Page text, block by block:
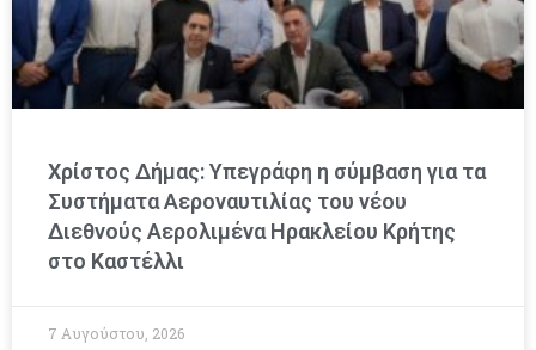
Χρίστος Δήμας: Υπεγράφη η σύμβαση για τα
Συστήματα Αεροναυτιλίας του νέου
Διεθνούς Αερολιμένα Ηρακλείου Κρήτης
στο Καστέλλι
7 Αυγούστου, 2026